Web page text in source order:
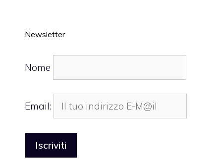
Newsletter
Nome
Email: